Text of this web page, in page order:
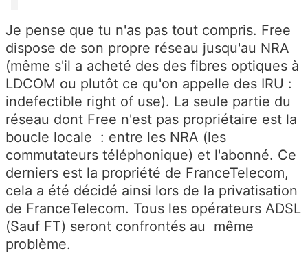
Je pense que tu n'as pas tout compris. Free
dispose de son propre réseau jusqu'au NRA
(même s'il a acheté des des fibres optiques à
LDCOM ou plutôt ce qu'on appelle des IRU :
indefectible right of use). La seule partie du
réseau dont Free n'est pas propriétaire est la
boucle locale : entre les NRA (les
commutateurs téléphonique) et l'abonné. Ce
derniers est la propriété de FranceTelecom,
cela a été décidé ainsi lors de la privatisation
de FranceTelecom. Tous les opérateurs ADSL
(Sauf FT) seront confrontés au même
problème.